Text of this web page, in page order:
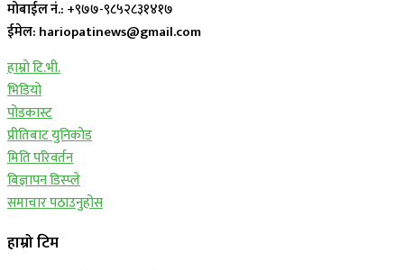
मोबाईल नं.: +९७७-९८५२८३१४१७
ईमेल: hariopatinews@gmail.com
हाम्रो टि.भी.
भिडियो
पोडकास्ट
प्रीतिबाट युनिकोड
मिति परिवर्तन
बिज्ञापन डिस्प्ले
समाचार पठाउनुहोस
हाम्रो टिम